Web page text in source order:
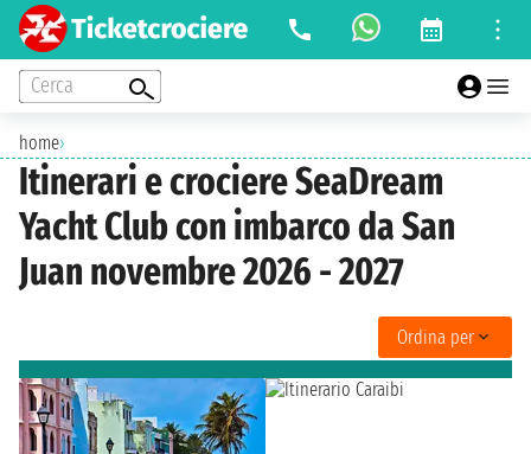
Cerca
home›
Itinerari e crociere SeaDream
Yacht Club con imbarco da San
Juan novembre 2026 - 2027
Ordina per